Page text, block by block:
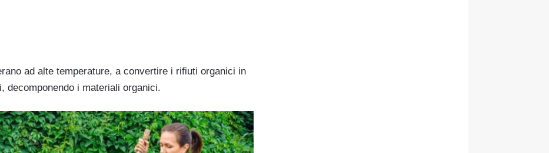
ad alte temperature, a convertire i rifiuti organici in
decomponendo i materiali organici.